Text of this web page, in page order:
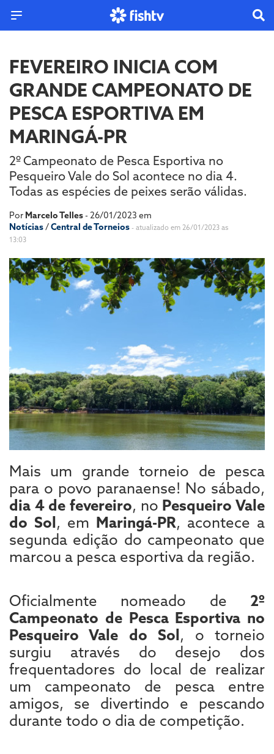
FEVEREIRO INICIA COM
GRANDE CAMPEONATO DE
PESCA ESPORTIVA EM
MARINGÁ-PR
2º Campeonato de Pesca Esportiva no
Pesqueiro Vale do Sol acontece no dia 4.
Todas as espécies de peixes serão válidas.
Por Marcelo Telles- 26/01/2023 em
Notícias/Central de Torneios - atualizado em 26/01/2023 as
13:03
Mais um grande torneio de pesca
para o povo paranaense! No sábado,
dia 4 de fevereiro, no Pesqueiro Vale
do Sol, em Maringá-PR, acontece a
segunda edição do campeonato que
marcou a pesca esportiva da região.
Oficialmente nomeado de 2º
Campeonato de Pesca Esportiva no
Pesqueiro Vale do Sol, o torneio
surgiu através do desejo dos
frequentadores do local de realizar
um campeonato de pesca entre
amigos, se divertindo e pescando
durante todo o dia de competição.